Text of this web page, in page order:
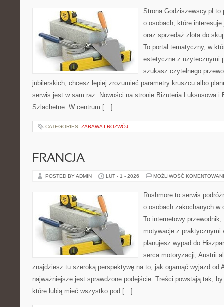
Strona Godziszewscy.pl
o osobach, które
oraz sprzedaż złota do
To portal tematyczny, w
estetyczne z użytecznymi
szukasz czytelnego
jubilerskich, chcesz lepiej zrozumieć parametry kruszcu albo
serwis jest w sam raz. Nowości na stronie Biżuteria Luksusowa i
Szlachetne. W centrum […]
CATEGORIES: ZABAWA I ROZWÓJ
FRANCJA
POSTED BY ADMIN LUT - 1 - 2026 MOŻLIWOŚĆ
Rushmore to serwis
o osobach zakochanych w
To internetowy
motywacje z praktycznymi
planujesz wypad do
serca motoryzacji, Austrii
znajdziesz tu szeroką perspektywę na to, jak ogarnąć wyjazd od
najważniejsze jest sprawdzone podejście. Treści powstają tak,
które lubią mieć wszystko pod […]